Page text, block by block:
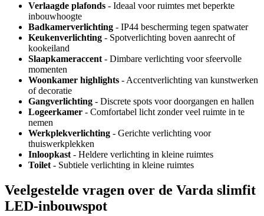
Verlaagde plafonds - Ideaal voor ruimtes met beperkte
inbouwhoogte
Badkamerverlichting - IP44 bescherming tegen spatwater
Keukenverlichting - Spotverlichting boven aanrecht of
kookeiland
Slaapkameraccent - Dimbare verlichting voor sfeervolle
momenten
Woonkamer highlights - Accentverlichting van kunstwerken
of decoratie
Gangverlichting - Discrete spots voor doorgangen en hallen
Logeerkamer - Comfortabel licht zonder veel ruimte in te
nemen
Werkplekverlichting - Gerichte verlichting voor
thuiswerkplekken
Inloopkast - Heldere verlichting in kleine ruimtes
Toilet - Subtiele verlichting in kleine ruimtes
Veelgestelde vragen over de Varda slimfit
LED-inbouwspot